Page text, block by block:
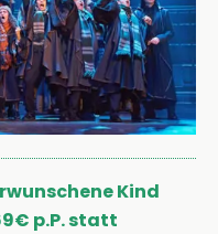
Kind
p.P. statt